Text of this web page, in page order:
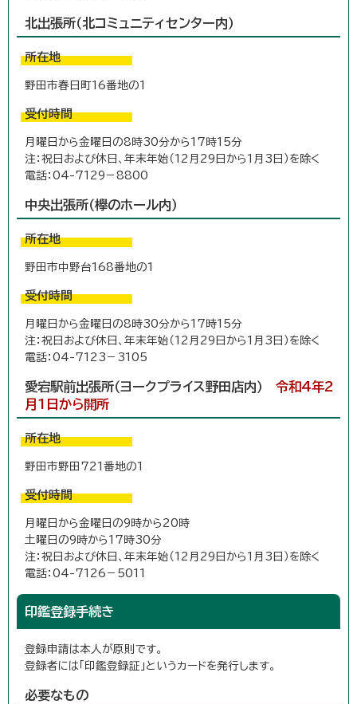
北出張所（北コミュニティセンター内）
所在地
野田市春日町16番地の1
受付時間
月曜日から金曜日の8時30分から17時15分
注：祝日および休日、年末年始（12月29日から1月3日）を除く
電話：04-7129－8800
中央出張所（欅のホール内）
所在地
野田市中野台168番地の1
受付時間
月曜日から金曜日の8時30分から17時15分
注：祝日および休日、年末年始（12月29日から1月3日）を除く
電話：04-7123－3105
愛宕駅前出張所（ヨークプライス野田店内） 令和4年2
月1日から開所
所在地
野田市野田721番地の1
受付時間
月曜日から金曜日の9時から20時
土曜日の9時から17時30分
注：祝日および休日、年末年始（12月29日から1月3日）を除く
電話：04-7126－5011
印鑑登録手続き
登録申請は本人が原則です。
登録者には「印鑑登録証」というカードを発行します。
必要なもの